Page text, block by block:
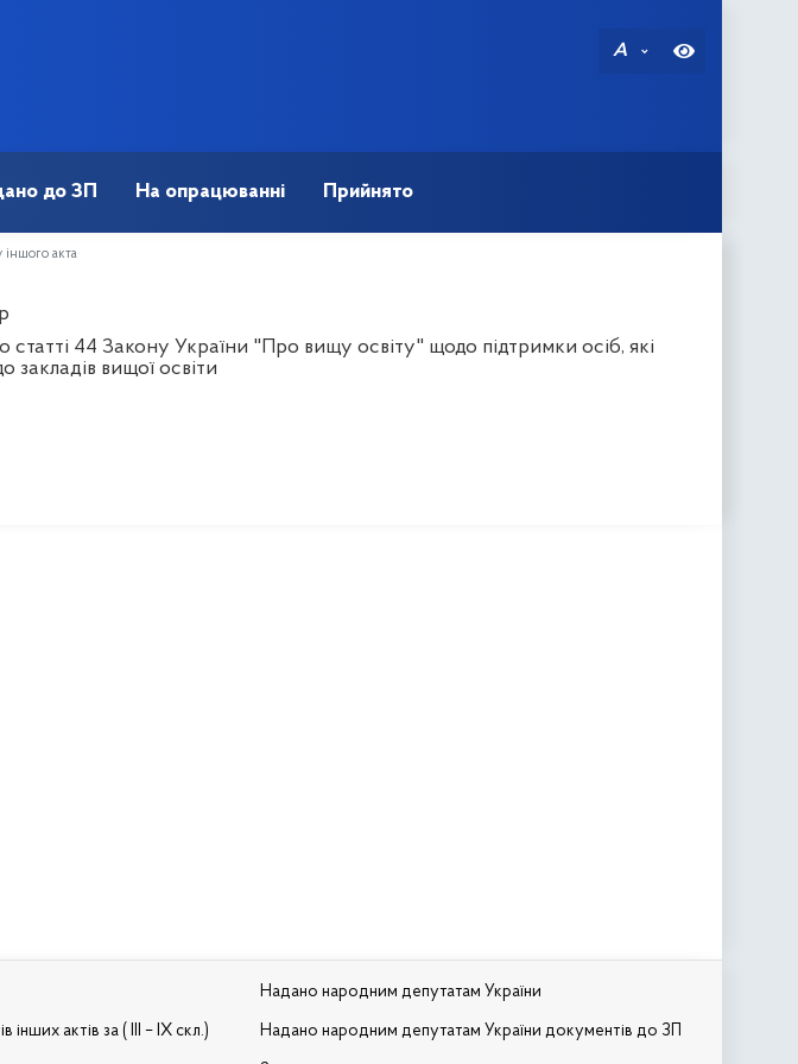
A
до ЗП На опрацюванні Прийнято
іншого акта
44 Закону України "Про вищу освіту" щодо підтримки осіб, які
закладів вищої освіти
інших актів за ( III – IX скл.)
Надано народним депутатам України
Надано народним депутатам України документів до ЗП